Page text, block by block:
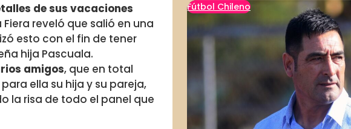
de sus vacaciones
reveló que salió en una
esto con el fin de tener
hija Pascuala.
amigos, que en total
ella su hija y su pareja,
la risa de todo el panel que
Fútbol Chileno